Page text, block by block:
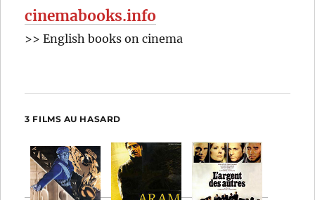
cinemabooks.info
>> English books on cinema
3 FILMS AU HASARD